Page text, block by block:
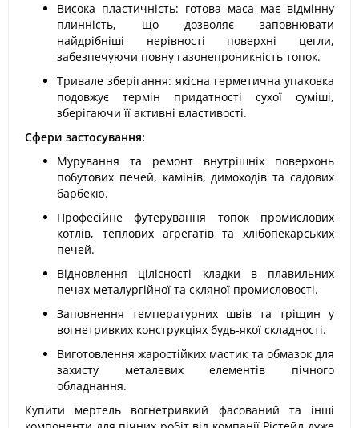
Висока пластичність: готова маса має відмінну
плинність, що дозволяє заповнювати
найдрібніші нерівності поверхні цегли,
забезпечуючи повну газонепроникність топок.
Тривале зберігання: якісна герметична упаковка
подовжує термін придатності сухої суміші,
зберігаючи її активні властивості.
Сфери застосування:
Мурування та ремонт внутрішніх поверхонь
побутових печей, камінів, димоходів та садових
барбекю.
Професійне футерування топок промислових
котлів, теплових агрегатів та хлібопекарських
печей.
Відновлення цілісності кладки в плавильних
печах металургійної та скляної промисловості.
Заповнення температурних швів та тріщин у
вогнетривких конструкціях будь-якої складності.
Виготовлення жаростійких мастик та обмазок для
захисту металевих елементів пічного
обладнання.
Купити мертель вогнетривкий фасований та інші